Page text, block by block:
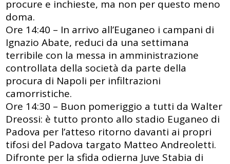
procure e inchieste, ma non per questo meno
doma.
Ore 14:40 – In arrivo all’Euganeo i campani di
Ignazio Abate, reduci da una settimana
terribile con la messa in amministrazione
controllata della società da parte della
procura di Napoli per infiltrazioni
camorristiche.
Ore 14:30 – Buon pomeriggio a tutti da Walter
Dreossi: è tutto pronto allo stadio Euganeo di
Padova per l’atteso ritorno davanti ai propri
tifosi del Padova targato Matteo Andreoletti.
Difronte per la sfida odierna Juve Stabia di